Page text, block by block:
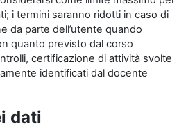
i termini saranno ridotti in caso di
da parte dell’utente quando
quanto previsto dal corso
certificazione di attività svolte
identificati dal docente
dati